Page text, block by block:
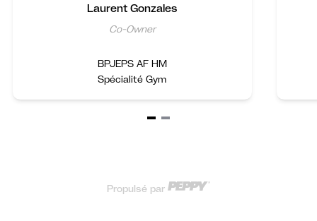
Laurent Gonzales
Co-Owner
BPJEPS AF HM
Propulsé par